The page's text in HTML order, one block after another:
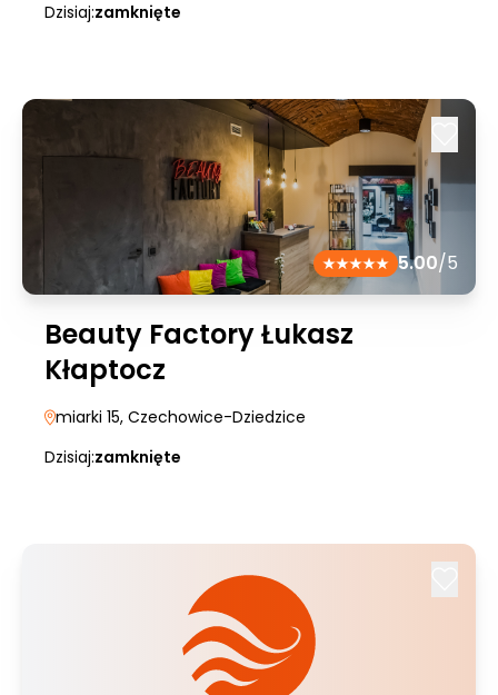
Dzisiaj:zamknięte
5.00/5
Beauty Factory Łukasz
Kłaptocz
miarki 15, Czechowice-Dziedzice
Dzisiaj:zamknięte